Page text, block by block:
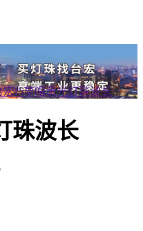
宏f5草帽黄光灯珠波长
珠波长